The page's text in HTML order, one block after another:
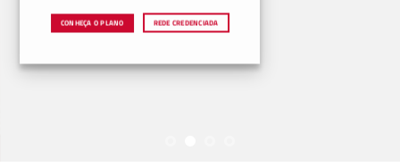
CONHEÇA O PLANO REDE CREDENCIADA